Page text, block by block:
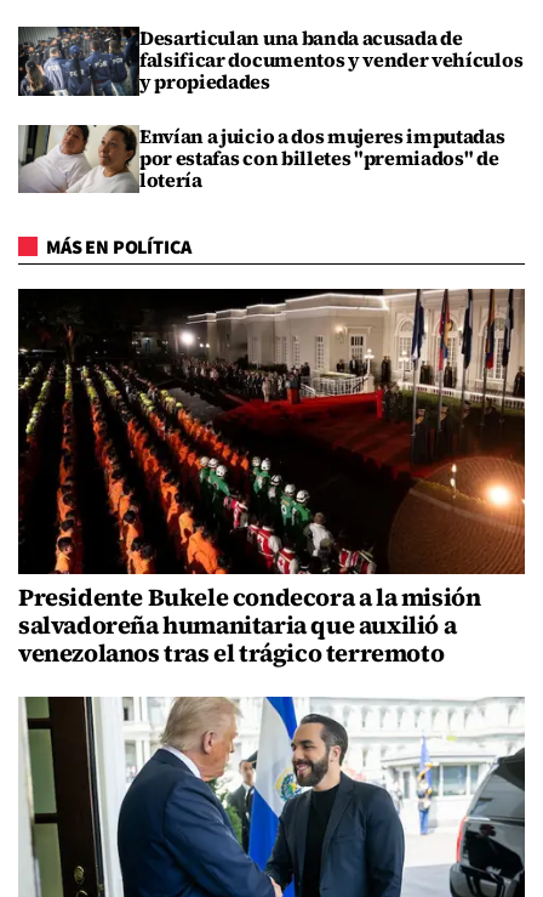
Desarticulan una banda acusada de
falsificar documentos y vender vehículos
y propiedades
Envían a juicio a dos mujeres imputadas
por estafas con billetes "premiados" de
lotería
MÁS EN POLÍTICA
Presidente Bukele condecora a la misión
salvadoreña humanitaria que auxilió a
venezolanos tras el trágico terremoto